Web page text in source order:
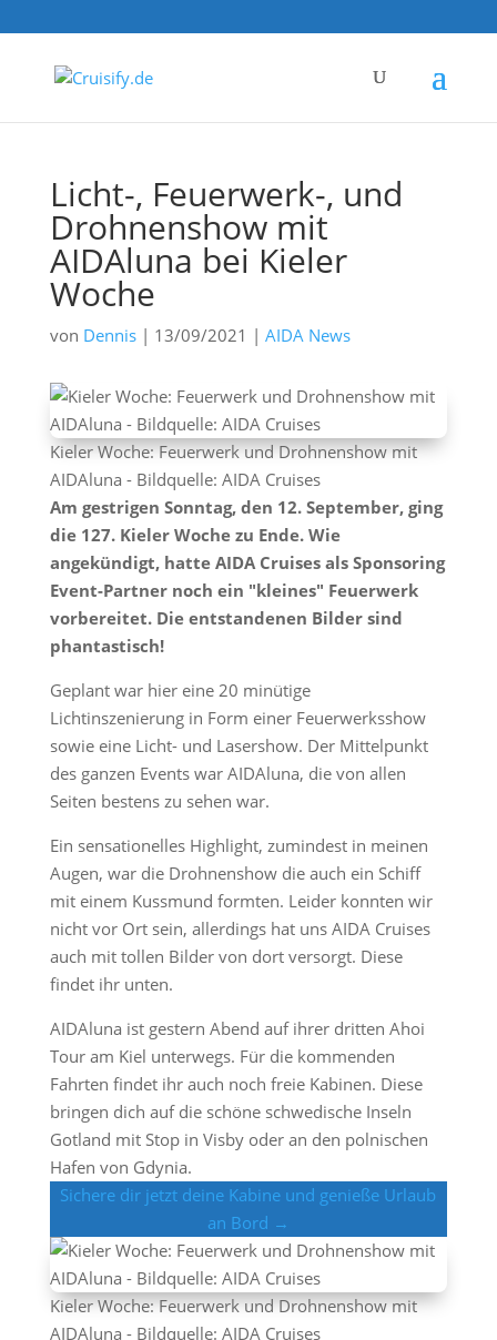
Licht-, Feuerwerk-, und
Drohnenshow mit
AIDAluna bei Kieler
Woche
von Dennis| 13/09/2021 | AIDA News
Kieler Woche: Feuerwerk und Drohnenshow mit
AIDAluna - Bildquelle: AIDA Cruises
Am gestrigen Sonntag, den 12. September, ging
die 127. Kieler Woche zu Ende. Wie
angekündigt, hatte AIDA Cruises als Sponsoring
Event-Partner noch ein "kleines" Feuerwerk
vorbereitet. Die entstandenen Bilder sind
phantastisch!
Geplant war hier eine 20 minütige
Lichtinszenierung in Form einer Feuerwerksshow
sowie eine Licht- und Lasershow. Der Mittelpunkt
des ganzen Events war AIDAluna, die von allen
Seiten bestens zu sehen war.
Ein sensationelles Highlight, zumindest in meinen
Augen, war die Drohnenshow die auch ein Schiff
mit einem Kussmund formten. Leider konnten wir
nicht vor Ort sein, allerdings hat uns AIDA Cruises
auch mit tollen Bilder von dort versorgt. Diese
findet ihr unten.
AIDAluna ist gestern Abend auf ihrer dritten Ahoi
Tour am Kiel unterwegs. Für die kommenden
Fahrten findet ihr auch noch freie Kabinen. Diese
bringen dich auf die schöne schwedische Inseln
Gotland mit Stop in Visby oder an den polnischen
Hafen von Gdynia.
Sichere dir jetzt deine Kabine und genieße Urlaub
an Bord →
Kieler Woche: Feuerwerk und Drohnenshow mit
AIDAluna - Bildquelle: AIDA Cruises